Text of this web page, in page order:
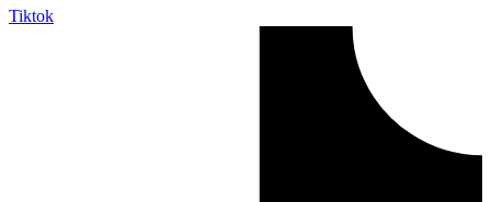
Tiktok